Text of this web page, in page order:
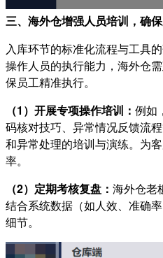
三、海外仓增强人员培训， 确
入库环节的标准化流程与工具
操作人员的执行能力，海外仓
保员工精准执行。
（1 ） 开展专项操作培训： 例如
码核对技巧、异常情况反馈流
和异常处理的培训与演练。为
率。
（2） 定期考核复盘： 海外仓老
结合系统数据（如人效、准确
细节。